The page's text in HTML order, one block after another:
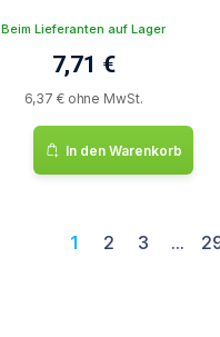
Beim Lieferanten auf Lager
7,71 €
6,37 € ohne MwSt.
In den Warenkorb
1 2 3 ...